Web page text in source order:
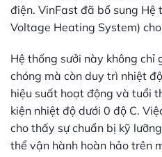
điện. VinFast đã bổ sung Hệ
Voltage Heating System)
Hệ thống sưởi này không chỉ
chóng mà còn duy trì nhiệt
hiệu suất hoạt động và tuổi
kiện nhiệt độ dưới 0 độ C.
cho thấy sự chuẩn bị kỹ
thể vận hành hoàn hảo trên